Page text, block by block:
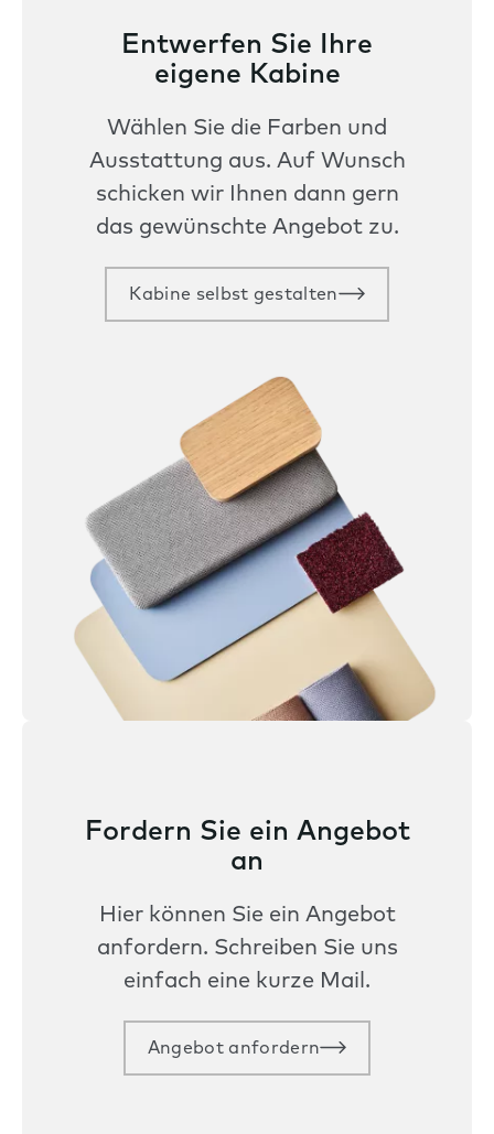
Entwerfen Sie Ihre
eigene Kabine
Wählen Sie die Farben und
Ausstattung aus. Auf Wunsch
schicken wir Ihnen dann gern
das gewünschte Angebot zu.
Kabine selbst gestalten
Fordern Sie ein Angebot
an
Hier können Sie ein Angebot
anfordern. Schreiben Sie uns
einfach eine kurze Mail.
Angebot anfordern